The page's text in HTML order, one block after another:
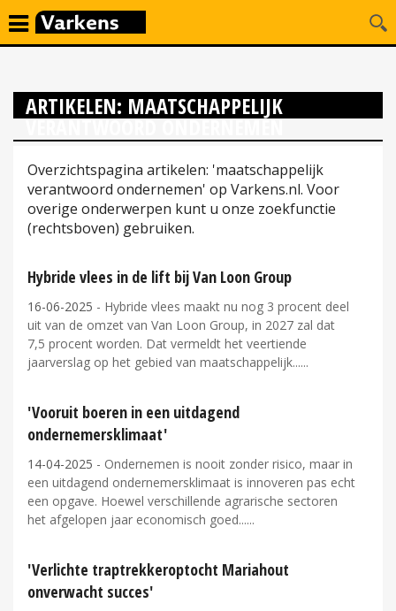
ARTIKELEN: MAATSCHAPPELIJK
VERANTWOORD ONDERNEMEN
Overzichtspagina artikelen: 'maatschappelijk
verantwoord ondernemen' op Varkens.nl. Voor
overige onderwerpen kunt u onze zoekfunctie
(rechtsboven) gebruiken.
Hybride vlees in de lift bij Van Loon Group
16-06-2025 - Hybride vlees maakt nu nog 3 procent deel
uit van de omzet van Van Loon Group, in 2027 zal dat
7,5 procent worden. Dat vermeldt het veertiende
jaarverslag op het gebied van maatschappelijk...
'Vooruit boeren in een uitdagend
ondernemersklimaat'
14-04-2025 - Ondernemen is nooit zonder risico, maar in
een uitdagend ondernemersklimaat is innoveren pas echt
een opgave. Hoewel verschillende agrarische sectoren
het afgelopen jaar economisch goed...
'Verlichte traptrekkeroptocht Mariahout
onverwacht succes'